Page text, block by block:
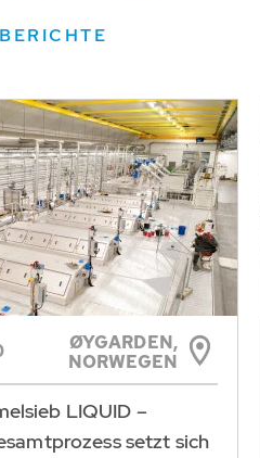
ØYGARDEN,
NORWEGEN
LIQUID –
setzt sich